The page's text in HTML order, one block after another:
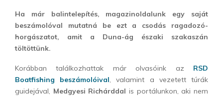
Ha már balintelepítés, magazinoldalunk egy saját
beszámolóval mutatná be ezt a csodás ragadozó-
horgászatot, amit a Duna-ág északi szakaszán
töltöttünk.
Korábban találkozhattak már olvasóink az RSD
Boatfishing beszámolóival, valamint a vezetett túrák
guidejával, Medgyesi Richárddal is portálunkon, aki nem